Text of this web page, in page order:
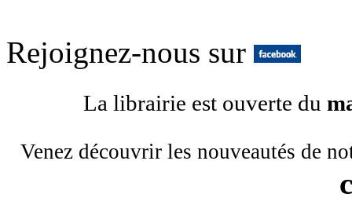
Rejoignez-nous sur
La librairie est ouverte du
Venez découvrir les nouveautés de